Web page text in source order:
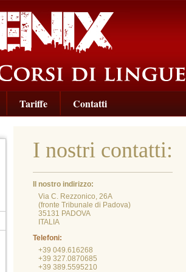
Tariffe Contatti
I nostri contatti:
Il nostro indirizzo:
Via C. Rezzonico, 26A
(fronte Tribunale di Padova)
35131 PADOVA
ITALIA
Telefoni:
+39 049.616268
+39 327.0870685
+39 389.5595210